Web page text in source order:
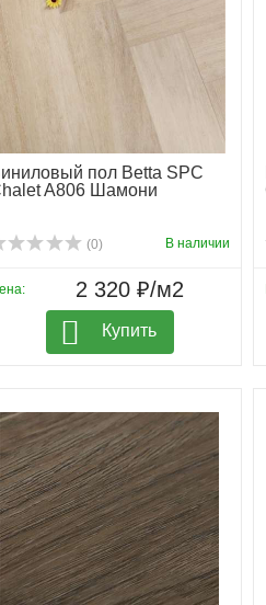
пол Betta SPC
A806 Шамони
(0) В наличии
2 320 ₽/м2
Купить